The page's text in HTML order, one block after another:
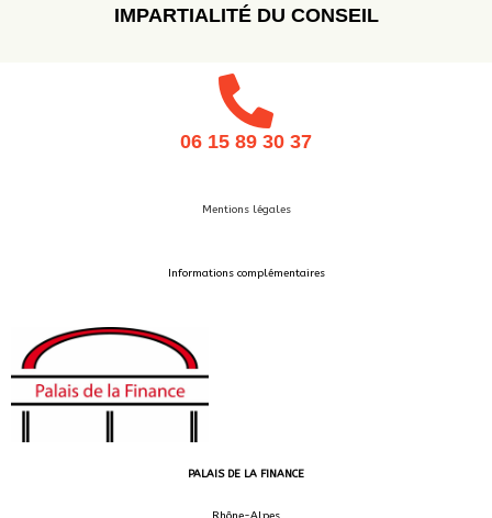
IMPARTIALITÉ DU CONSEIL
06 15 89 30 37
Mentions légales
Informations complémentaires
PALAIS DE LA FINANCE